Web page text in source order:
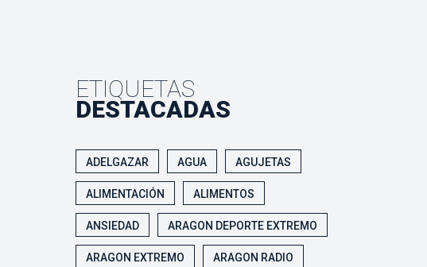
ETIQUETAS
DESTACADAS
ADELGAZAR AGUA AGUJETAS
ALIMENTACIÓN ALIMENTOS
ANSIEDAD ARAGON DEPORTE EXTREMO
ARAGON EXTREMO ARAGON RADIO